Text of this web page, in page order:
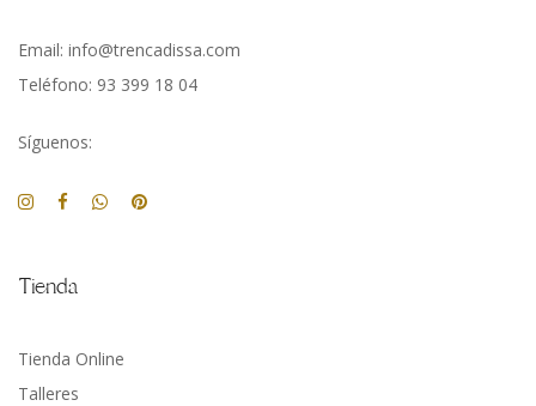
Email: info@trencadissa.com
Teléfono: 93 399 18 04
Síguenos:
Tienda
Tienda Online
Talleres